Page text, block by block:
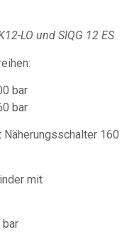
LO und SIQG 12 ES
bar
bar
160
mit
bar